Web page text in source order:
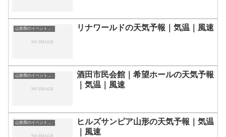
山形県のイベント会場一覧 リナワールドの天気予報｜気温｜風速
山形県のイベント会場一覧
酒田市民会館｜希望ホールの天気予報
｜気温｜風速
山形県のイベント会場一覧
ヒルズサンピア山形の天気予報｜気温
｜風速